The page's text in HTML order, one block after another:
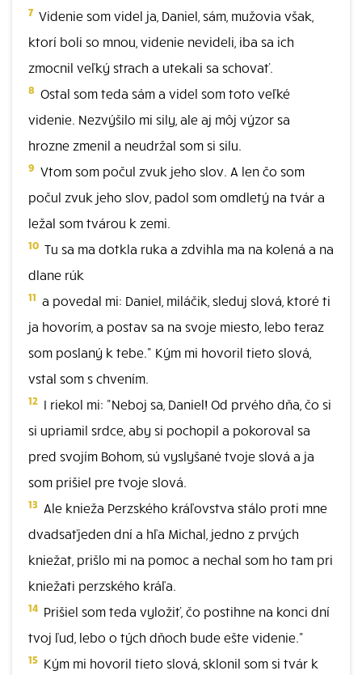
7 Videnie som videl ja, Daniel, sám, mužovia však,
ktorí boli so mnou, videnie nevideli, iba sa ich
zmocnil veľký strach a utekali sa schovať.
8 Ostal som teda sám a videl som toto veľké
videnie. Nezvýšilo mi sily, ale aj môj výzor sa
hrozne zmenil a neudržal som si silu.
9 Vtom som počul zvuk jeho slov. A len čo som
počul zvuk jeho slov, padol som omdletý na tvár a
ležal som tvárou k zemi.
10 Tu sa ma dotkla ruka a zdvihla ma na kolená a na
dlane rúk
11 a povedal mi: Daniel, miláčik, sleduj slová, ktoré ti
ja hovorím, a postav sa na svoje miesto, lebo teraz
som poslaný k tebe." Kým mi hovoril tieto slová,
vstal som s chvením.
12 I riekol mi: "Neboj sa, Daniel! Od prvého dňa, čo si
si upriamil srdce, aby si pochopil a pokoroval sa
pred svojím Bohom, sú vyslyšané tvoje slová a ja
som prišiel pre tvoje slová.
13 Ale knieža Perzského kráľovstva stálo proti mne
dvadsaťjeden dní a hľa Michal, jedno z prvých
kniežat, prišlo mi na pomoc a nechal som ho tam pri
kniežati perzského kráľa.
14 Prišiel som teda vyložiť, čo postihne na konci dní
tvoj ľud, lebo o tých dňoch bude ešte videnie."
15 Kým mi hovoril tieto slová, sklonil som si tvár k